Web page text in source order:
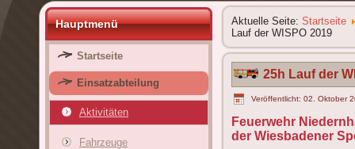
Hauptmenü
Startseite
Einsatzabteilung
Aktivitäten
Fahrzeuge
Aktuelle Seite: Startseite
Lauf der WISPO 2019
25h Lauf der
Veröffentlicht: 02. Oktober
Feuerwehr
der Wiesbadener